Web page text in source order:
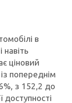
в
навіть
ціновий
попереднім
з 152,2 до